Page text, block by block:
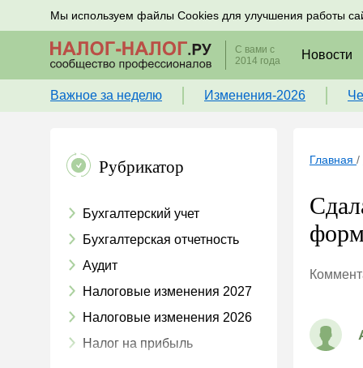
Мы используем файлы Cookies для улучшения работы
Подписывайтесь на новости по налогам, учету и
С вами с
2014 года
Новости
Важное за неделю Изменения-2026
Рубрикатор
Бухгалтерский учет
Бухгалтерская отчетность
Аудит
Налоговые изменения 2027
Налоговые изменения 2026
Налог на прибыль
Главная /